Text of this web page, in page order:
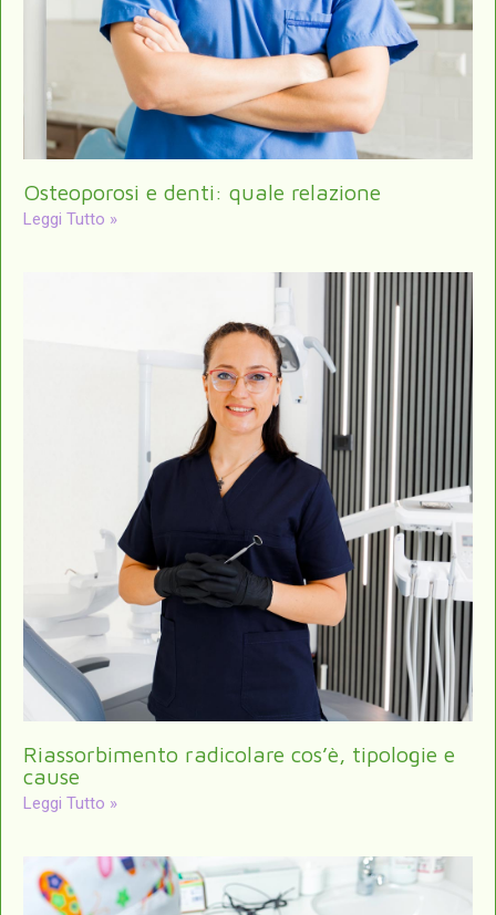
Osteoporosi e denti: quale relazione
Leggi Tutto »
Riassorbimento radicolare cos’è, tipologie e
cause
Leggi Tutto »